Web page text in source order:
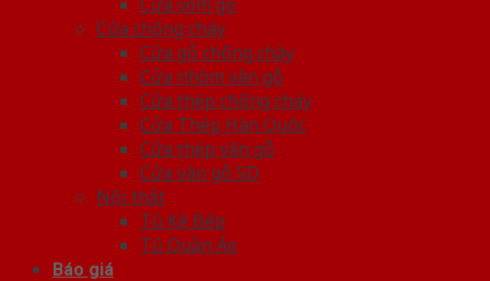
Cửa chống cháy
Cửa gỗ chống cháy
Cửa nhôm vân gỗ
Cửa thép chống cháy
Cửa Thép Hàn Quốc
Cửa thép vân gỗ
Cửa vân gỗ 5D
Nội thất
Tủ Kệ Bếp
Tủ Quần Áo
Báo giá